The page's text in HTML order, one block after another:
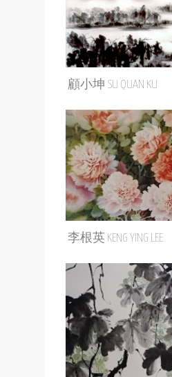
顧小坤 SU QUAN KU
李根英 KENG YING LEE